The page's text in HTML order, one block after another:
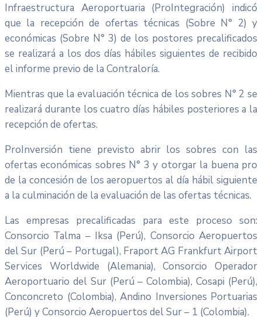
Infraestructura Aeroportuaria (ProIntegración) indicó
que la recepción de ofertas técnicas (Sobre N° 2) y
económicas (Sobre N° 3) de los postores precalificados
se realizará a los dos días hábiles siguientes de recibido
el informe previo de la Contraloría.
Mientras que la evaluación técnica de los sobres N° 2 se
realizará durante los cuatro días hábiles posteriores a la
recepción de ofertas.
ProInversión tiene previsto abrir los sobres con las
ofertas económicas sobres N° 3 y otorgar la buena pro
de la concesión de los aeropuertos al día hábil siguiente
a la culminación de la evaluación de las ofertas técnicas.
Las empresas precalificadas para este proceso son:
Consorcio Talma – Iksa (Perú), Consorcio Aeropuertos
del Sur (Perú – Portugal), Fraport AG Frankfurt Airport
Services Worldwide (Alemania), Consorcio Operador
Aeroportuario del Sur (Perú – Colombia), Cosapi (Perú),
Conconcreto (Colombia), Andino Inversiones Portuarias
(Perú) y Consorcio Aeropuertos del Sur – 1 (Colombia).